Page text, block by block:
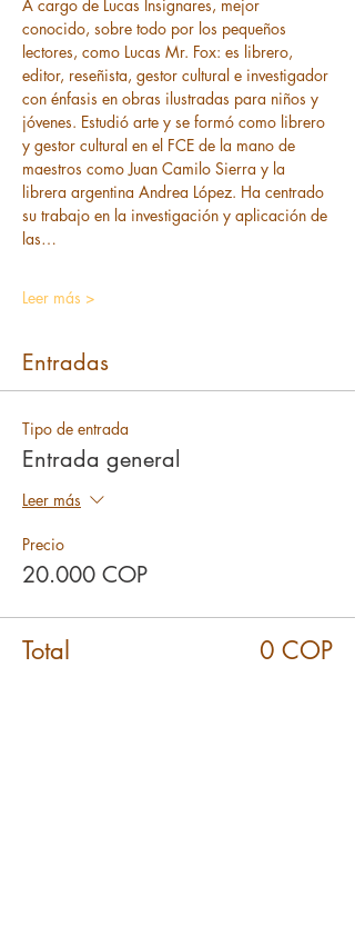
A cargo de Lucas Insignares, mejor
conocido, sobre todo por los pequeños
lectores, como Lucas Mr. Fox: es librero,
editor, reseñista, gestor cultural e investigador
con énfasis en obras ilustradas para niños y
jóvenes. Estudió arte y se formó como librero
y gestor cultural en el FCE de la mano de
maestros como Juan Camilo Sierra y la
librera argentina Andrea López. Ha centrado
su trabajo en la investigación y aplicación de
las…
Leer más >
Entradas
Tipo de entrada
Entrada general
Leer más
Precio
20.000 COP
Total 0 COP